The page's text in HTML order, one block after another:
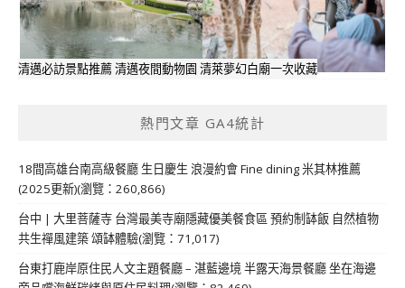
清邁必訪景點推薦 清邁夜間動物園 清萊夢幻白廟一次收藏
熱門文章 GA4統計
18間高雄台南高級餐廳 生日慶生 浪漫約會 Fine dining 米其林推薦
(2025更新)(瀏覽：260,866)
台中 | 大里菩薩寺 台灣最美寺廟隱藏優美餐食區 預約制缽飯 自然植物
共生禪風建築 頌缽體驗(瀏覽：71,017)
台東打鹿岸原住民人文主題餐廳 – 湛藍邊境 半露天海景餐廳 坐在海邊